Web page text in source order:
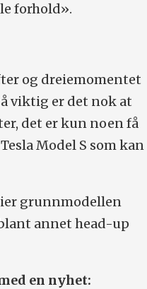
forhold».
og dreiemomentet
viktig er det nok at
det er kun noen få
Model S som kan
grunnmodellen
annet head-up
en nyhet: